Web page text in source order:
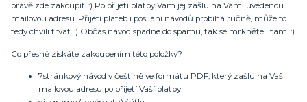
právě zde zakoupit. :) Po přijetí platby Vám jej zašlu na Vámi uvedenou
mailovou adresu. Přijetí plateb i posílání návodů probíhá ručně, může to
tedy chvíli trvat. :) Občas návod spadne do spamu, tak se mrkněte i tam. :)
Co přesně získáte zakoupením této položky?
7stránkový návod v češtině ve formátu PDF, který zašlu na Vaši
mailovou adresu po přijetí Vaší platby